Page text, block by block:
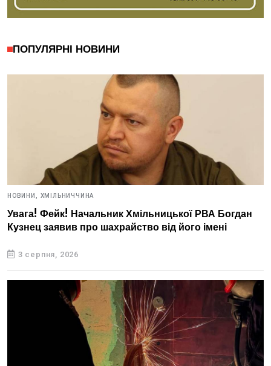
ПОПУЛЯРНІ НОВИНИ
НОВИНИ, ХМІЛЬНИЧЧИНА
Увага! Фейк! Начальник Хмільницької РВА Богдан
Кузнец заявив про шахрайство від його імені
3 серпня, 2026